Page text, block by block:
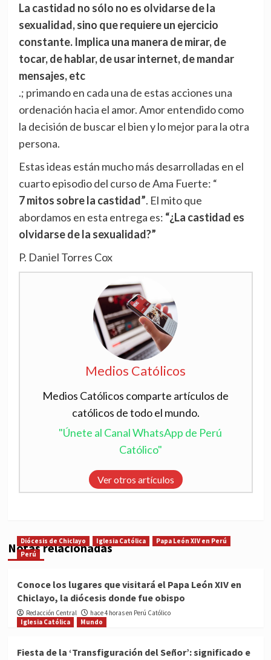
La castidad no sólo no es olvidarse de la
sexualidad, sino que requiere un ejercicio
constante. Implica una manera de mirar, de
tocar, de hablar, de usar internet, de mandar
mensajes, etc
.; primando en cada una de estas acciones una
ordenación hacia el amor. Amor entendido como
la decisión de buscar el bien y lo mejor para la otra
persona.
Estas ideas están mucho más desarrolladas en el
cuarto episodio del curso de Ama Fuerte: “
7 mitos sobre la castidad”. El mito que
abordamos en esta entrega es: “¿La castidad es
olvidarse de la sexualidad?”
P. Daniel Torres Cox
Medios Católicos
Medios Católicos comparte artículos de
católicos de todo el mundo.
"Únete al Canal WhatsApp de Perú
Católico"
Ver otros artículos
Notas relacionadas
Diócesis de Chiclayo Iglesia Católica
Papa León XIV en Perú
Perú
Conoce los lugares que visitará el Papa León XIV en
Chiclayo, la diócesis donde fue obispo
Redacción Central
hace 4 horas en Perú Católico
Iglesia Católica
Mundo
Fiesta de la ‘Transfiguración del Señor’: significado e